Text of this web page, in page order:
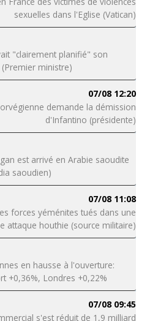
sexuelles dans l'Eglise (Vatican)
"clairement planifié" son
ministre)
07/08 12:20
demande la démission
d'Infantino (présidente)
est arrivé en Arabie saoudite
saoudien)
07/08 11:08
forces yéménites tués dans une
attaque houthie (source militaire)
en hausse à l'ouverture:
+0,36%, Londres +0,22%
07/08 09:45
s'est réduit de 1,9 milliard